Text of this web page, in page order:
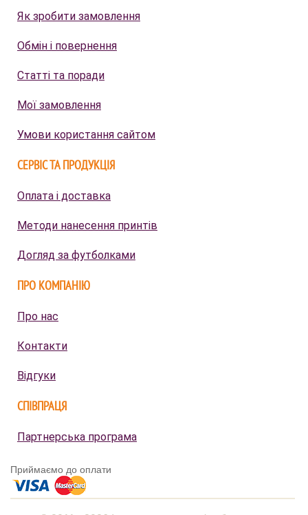
Як зробити замовлення
Обмін і повернення
Статті та поради
Мої замовлення
Умови користання сайтом
СЕРВІС ТА ПРОДУКЦІЯ
Оплата і доставка
Методи нанесення принтів
Догляд за футболками
ПРО КОМПАНІЮ
Про нас
Контакти
Відгуки
СПІВПРАЦЯ
Партнерська програма
Приймаємо до оплати